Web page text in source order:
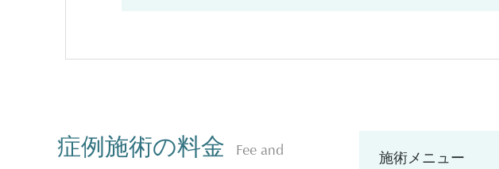
症例施術の料金
Fee and
施術メニュー